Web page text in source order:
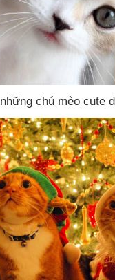
những chú mèo cute